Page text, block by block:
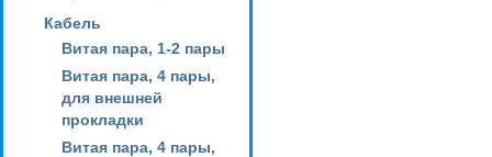
Кабель
Витая пара, 1-2 пары
Витая пара, 4 пары,
для внешней
прокладки
Витая пара, 4 пары,